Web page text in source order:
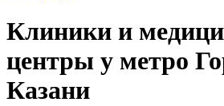
Клиники и
центры у метро
Казани